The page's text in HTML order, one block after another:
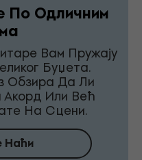
По Одличним
Вам Пружају
Буџета.
Обзира Да Ли
Или Већ
На Сцени.
Наћи